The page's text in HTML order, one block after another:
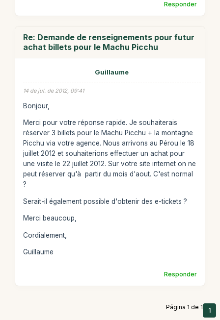
Responder
Re: Demande de renseignements pour futur
achat billets pour le Machu Picchu
Guillaume
14 de jul. de 2012, 09:41
Bonjour,
Merci pour votre réponse rapide. Je souhaiterais
réserver 3 billets pour le Machu Picchu + la montagne
Picchu via votre agence. Nous arrivons au Pérou le 18
juillet 2012 et souhaiterions effectuer un achat pour
une visite le 22 juillet 2012. Sur votre site internet on ne
peut réserver qu'à partir du mois d'aout. C'est normal
?
Serait-il également possible d'obtenir des e-tickets ?
Merci beaucoup,
Cordialement,
Guillaume
Responder
Página 1 de 1 1